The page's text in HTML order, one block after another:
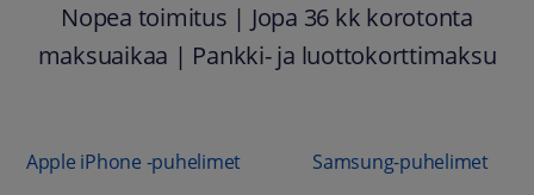
Nopea toimitus | Jopa 36 kk korotonta
maksuaikaa | Pankki- ja luottokorttimaksu
Apple iPhone -puhelimet Samsung-puhelimet